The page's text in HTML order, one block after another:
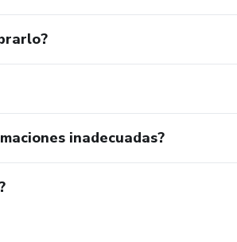
inadecuadas?